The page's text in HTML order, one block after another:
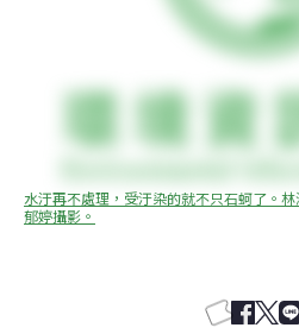
水汙再不處理，受汙染的就不只石蚵了。
郁婷攝影。